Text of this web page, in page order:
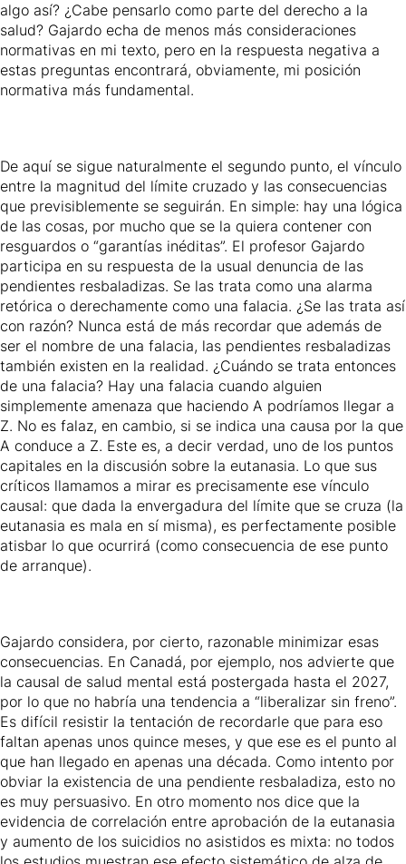
algo así? ¿Cabe pensarlo como parte del derecho a la
salud? Gajardo echa de menos más consideraciones
normativas en mi texto, pero en la respuesta negativa a
estas preguntas encontrará, obviamente, mi posición
normativa más fundamental.
De aquí se sigue naturalmente el segundo punto, el vínculo
entre la magnitud del límite cruzado y las consecuencias
que previsiblemente se seguirán. En simple: hay una lógica
de las cosas, por mucho que se la quiera contener con
resguardos o “garantías inéditas”. El profesor Gajardo
participa en su respuesta de la usual denuncia de las
pendientes resbaladizas. Se las trata como una alarma
retórica o derechamente como una falacia. ¿Se las trata así
con razón? Nunca está de más recordar que además de
ser el nombre de una falacia, las pendientes resbaladizas
también existen en la realidad. ¿Cuándo se trata entonces
de una falacia? Hay una falacia cuando alguien
simplemente amenaza que haciendo A podríamos llegar a
Z. No es falaz, en cambio, si se indica una causa por la que
A conduce a Z. Este es, a decir verdad, uno de los puntos
capitales en la discusión sobre la eutanasia. Lo que sus
críticos llamamos a mirar es precisamente ese vínculo
causal: que dada la envergadura del límite que se cruza (la
eutanasia es mala en sí misma), es perfectamente posible
atisbar lo que ocurrirá (como consecuencia de ese punto
de arranque).
Gajardo considera, por cierto, razonable minimizar esas
consecuencias. En Canadá, por ejemplo, nos advierte que
la causal de salud mental está postergada hasta el 2027,
por lo que no habría una tendencia a “liberalizar sin freno”.
Es difícil resistir la tentación de recordarle que para eso
faltan apenas unos quince meses, y que ese es el punto al
que han llegado en apenas una década. Como intento por
obviar la existencia de una pendiente resbaladiza, esto no
es muy persuasivo. En otro momento nos dice que la
evidencia de correlación entre aprobación de la eutanasia
y aumento de los suicidios no asistidos es mixta: no todos